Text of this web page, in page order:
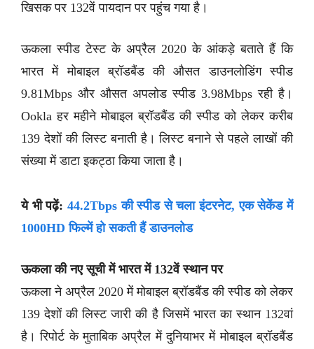
खिसक पर 132वें पायदान पर पहुंच गया है।
ऊकला स्पीड टेस्ट के अप्रैल 2020 के आंकड़े बताते हैं कि
भारत में मोबाइल ब्रॉडबैंड की औसत डाउनलोडिंग स्पीड
9.81Mbps और औसत अपलोड स्पीड 3.98Mbps रही है।
Ookla हर महीने मोबाइल ब्रॉडबैंड की स्पीड को लेकर करीब
139 देशों की लिस्ट बनाती है। लिस्ट बनाने से पहले लाखों की
संख्या में डाटा इकट्ठा किया जाता है।
ये भी पढ़ें: 44.2Tbps की स्पीड से चला इंटरनेट, एक सेकेंड में
1000HD फिल्में हो सकती हैं डाउनलोड
ऊकला की नए सूची में भारत में 132वें स्थान पर
ऊकला ने अप्रैल 2020 में मोबाइल ब्रॉडबैंड की स्पीड को लेकर
139 देशों की लिस्ट जारी की है जिसमें भारत का स्थान 132वां
है। रिपोर्ट के मुताबिक अप्रैल में दुनियाभर में मोबाइल ब्रॉडबैंड